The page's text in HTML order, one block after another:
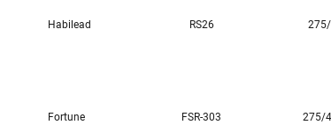
Habilead RS26
Fortune FSR-303 275/